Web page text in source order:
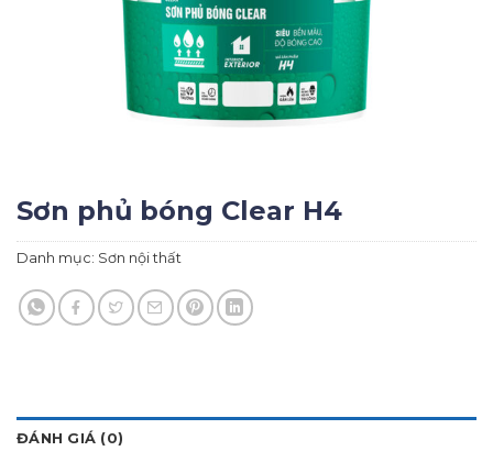
Sơn phủ bóng Clear H4
Danh mục: Sơn nội thất
ĐÁNH GIÁ (0)